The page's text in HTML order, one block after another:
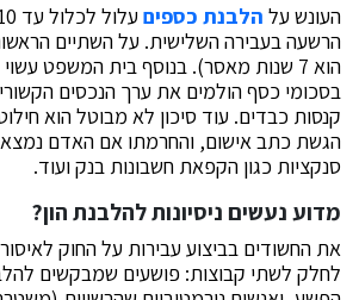
העונש על הלבנת כספים
הרשעה בעבירה השלישית. על השתיים
הוא 7 שנות מאסר). בנוסף בית המשפט
בסכומי כסף הולמים את ערך הנכסים
קנסות כבדים. עוד סיכון לא מבוטל הוא
הגשת כתב אישום, והחרמתו אם האדם נמצא
סנקציות כגון הקפאת חשבונות בנק ועוד.
מדוע נעשים ניסיונות להלבנת הון?
את החשודים בביצוע עבירות על החוק לאיסור
לחלק לשתי קבוצות: פושעים שמבקשים